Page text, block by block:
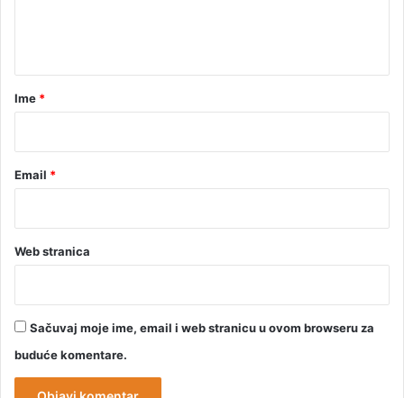
rIme *
Email *
Web stranica
Sačuvaj moje ime, email i web stranicu u ovom browseru za
buduće komentare.